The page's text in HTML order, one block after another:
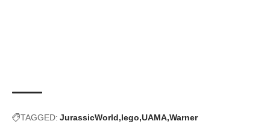
TAGGED: JurassicWorld lego UAMA Warner